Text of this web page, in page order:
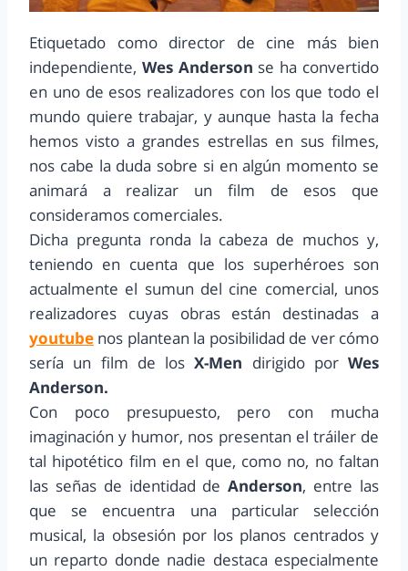
Etiquetado como director de cine más bien
independiente, Wes Anderson se ha convertido
en uno de esos realizadores con los que todo el
mundo quiere trabajar, y aunque hasta la fecha
hemos visto a grandes estrellas en sus filmes,
nos cabe la duda sobre si en algún momento se
animará a realizar un film de esos que
consideramos comerciales.
Dicha pregunta ronda la cabeza de muchos y,
teniendo en cuenta que los superhéroes son
actualmente el sumun del cine comercial, unos
realizadores cuyas obras están destinadas a
youtube nos plantean la posibilidad de ver cómo
sería un film de losX-Men dirigido por Wes
Anderson.
Con poco presupuesto, pero con mucha
imaginación y humor, nos presentan el tráiler de
tal hipotético film en el que, como no, no faltan
las señas de identidad deAnderson, entre las
que se encuentra una particular selección
musical, la obsesión por los planos centrados y
un reparto donde nadie destaca especialmente